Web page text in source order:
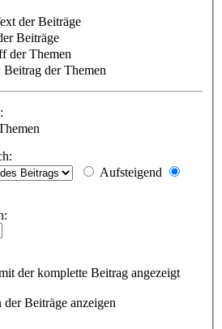
der Beiträge
Beiträge
der Themen
der Themen
Aufsteigend
der komplette Beitrag angezeigt
der Beiträge anzeigen